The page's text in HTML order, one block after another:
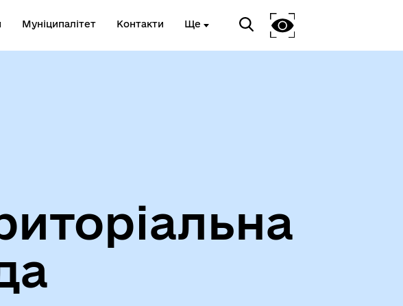
Муніципалітет Контакти Ще